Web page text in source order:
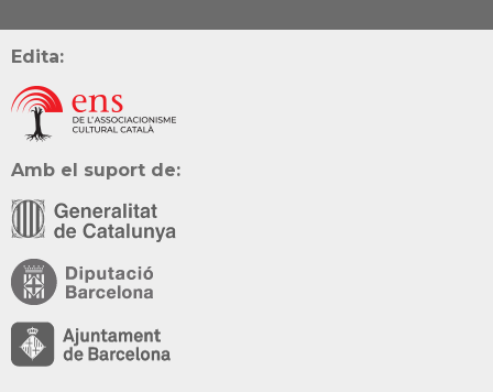
Edita:
Amb el suport de: